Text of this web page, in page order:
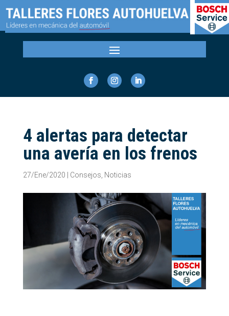
4 alertas para detectar
una avería en los frenos
27/Ene/2020 | Consejos Noticias